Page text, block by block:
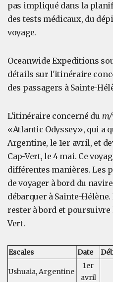
pas impliqué dans la
des tests médicaux, du
voyage.
Oceanwide Expeditions
détails sur l'itinéraire
des passagers à Sainte-
L'itinéraire concerné du m/
«Atlantic Odyssey», qui a
Argentine, le 1er avril, et
Cap-Vert, le 4 mai. Ce
différentes manières. Les
de voyager à bord du
débarquer à Sainte-
rester à bord et poursuivre
Vert.
Escales Date
Ushuaia, Argentine
1er
avril